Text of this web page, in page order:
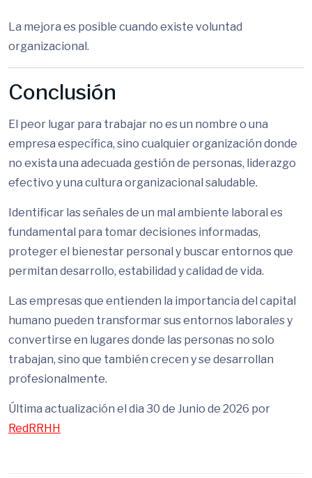
La mejora es posible cuando existe voluntad
organizacional.
Conclusión
El peor lugar para trabajar no es un nombre o una
empresa específica, sino cualquier organización donde
no exista una adecuada gestión de personas, liderazgo
efectivo y una cultura organizacional saludable.
Identificar las señales de un mal ambiente laboral es
fundamental para tomar decisiones informadas,
proteger el bienestar personal y buscar entornos que
permitan desarrollo, estabilidad y calidad de vida.
Las empresas que entienden la importancia del capital
humano pueden transformar sus entornos laborales y
convertirse en lugares donde las personas no solo
trabajan, sino que también crecen y se desarrollan
profesionalmente.
Última actualización el dia 30 de Junio de 2026 por
RedRRHH